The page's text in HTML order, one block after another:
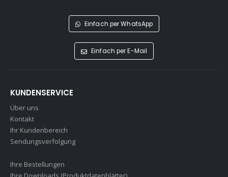
Einfach per WhatsApp
Einfach per E-Mail
KUNDENSERVICE
Über uns
Kontakt
Ihr Kundenbereich
Sendungsverfolgung
Ihre Bestellungen